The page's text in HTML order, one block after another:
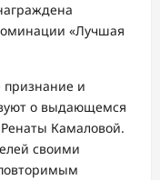
«Лучшая
признание и
о выдающемся
Камаловой.
своими